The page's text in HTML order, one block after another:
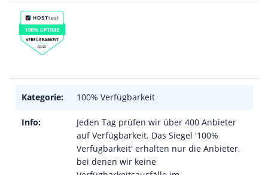
Kategorie: 100% Verfügbarkeit
Info:
Jeden Tag prüfen wir über 400 Anbieter
auf Verfügbarkeit. Das Siegel '100%
Verfügbarkeit' erhalten nur die Anbieter,
bei denen wir keine